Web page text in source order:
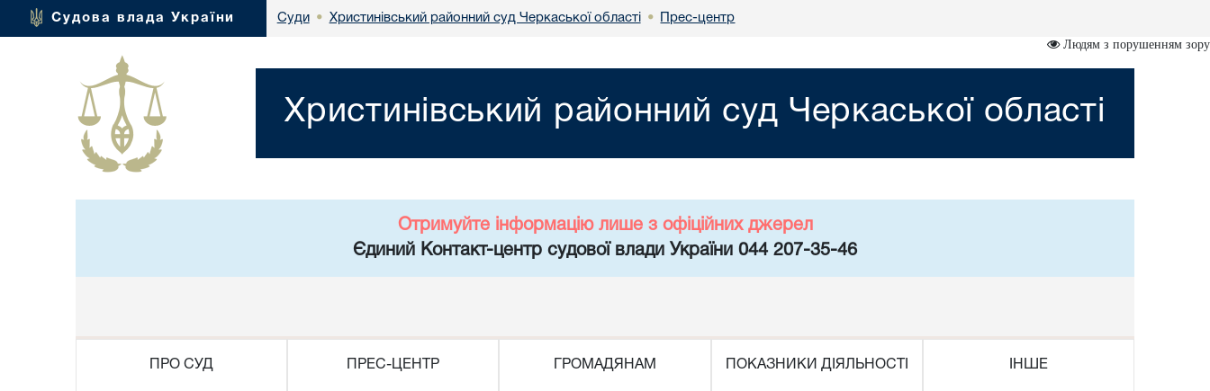
Судова влада України Суди • Христинівський районний суд Черкаської області • Прес-центр
Людям з порушенням зору
Христинівський районний суд Черкаської області
Отримуйте інформацію лише з офіційних джерел
Єдиний Контакт-центр судової влади України 044 207-35-46
ПРО СУД ПРЕС-ЦЕНТР ГРОМАДЯНАМ ПОКАЗНИКИ ДІЯЛЬНОСТІ ІНШЕ